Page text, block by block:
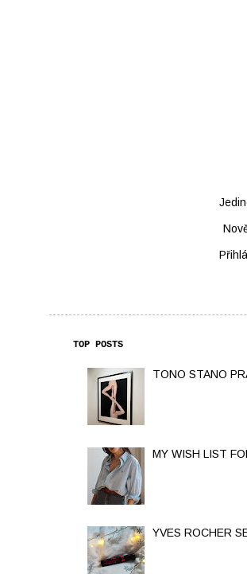
TOP POSTS
TONO STANO
MY WISH LIST
YVES ROCHER